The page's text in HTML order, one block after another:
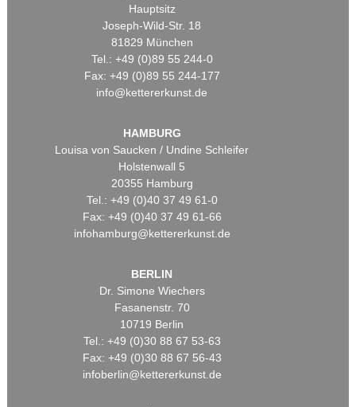
Hauptsitz
Joseph-Wild-Str. 18
81829 München
Tel.: +49 (0)89 55 244-0
Fax: +49 (0)89 55 244-177
info@kettererkunst.de
HAMBURG
Louisa von Saucken / Undine Schleifer
Holstenwall 5
20355 Hamburg
Tel.: +49 (0)40 37 49 61-0
Fax: +49 (0)40 37 49 61-66
infohamburg@kettererkunst.de
BERLIN
Dr. Simone Wiechers
Fasanenstr. 70
10719 Berlin
Tel.: +49 (0)30 88 67 53-63
Fax: +49 (0)30 88 67 56-43
infoberlin@kettererkunst.de